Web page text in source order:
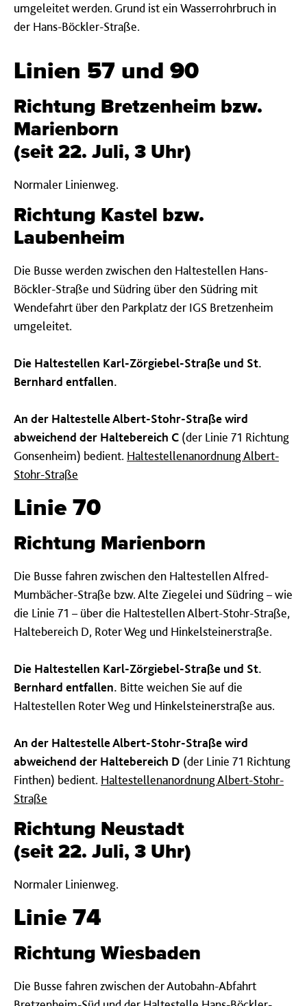
umgeleitet werden. Grund ist ein Wasserrohrbruch in
der Hans-Böckler-Straße.
Linien 57 und 90
Richtung Bretzenheim bzw.
Marienborn
(seit 22. Juli, 3 Uhr)
Normaler Linienweg.
Richtung Kastel bzw.
Laubenheim
Die Busse werden zwischen den Haltestellen Hans-
Böckler-Straße und Südring über den Südring mit
Wendefahrt über den Parkplatz der IGS Bretzenheim
umgeleitet.
Die Haltestellen Karl-Zörgiebel-Straße und St.
Bernhard entfallen.
An der Haltestelle Albert-Stohr-Straße wird
abweichend der Haltebereich C (der Linie 71 Richtung
Gonsenheim) bedient. Haltestellenanordnung Albert-
Stohr-Straße
Linie 70
Richtung Marienborn
Die Busse fahren zwischen den Haltestellen Alfred-
Mumbächer-Straße bzw. Alte Ziegelei und Südring – wie
die Linie 71 – über die Haltestellen Albert-Stohr-Straße,
Haltebereich D, Roter Weg und Hinkelsteinerstraße.
Die Haltestellen Karl-Zörgiebel-Straße und St.
Bernhard entfallen. Bitte weichen Sie auf die
Haltestellen Roter Weg und Hinkelsteinerstraße aus.
An der Haltestelle Albert-Stohr-Straße wird
abweichend der Haltebereich D (der Linie 71 Richtung
Finthen) bedient. Haltestellenanordnung Albert-Stohr-
Straße
Richtung Neustadt
(seit 22. Juli, 3 Uhr)
Normaler Linienweg.
Linie 74
Richtung Wiesbaden
Die Busse fahren zwischen der Autobahn-Abfahrt